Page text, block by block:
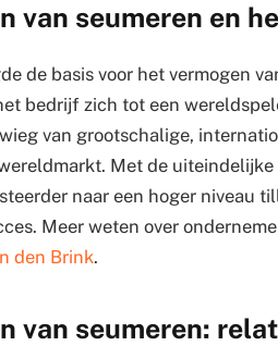
van seumeren en
de basis voor het vermogen
bedrijf zich tot een
van grootschalige,
Met de
naar een hoger niveau
Meer weten over
den Brink.
van seumeren: